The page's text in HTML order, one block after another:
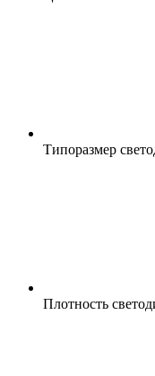
Типоразмер
Плотность